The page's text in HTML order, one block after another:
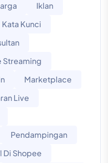
Iklan
Kata Kunci
Streaming
Marketplace
Live
Pendampingan
Di Shopee